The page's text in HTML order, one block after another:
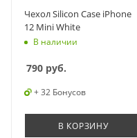
Чехол Silicon Case iPhone
12 Mini White
В наличии
790 руб.
+ 32 Бонусов
В КОРЗИНУ